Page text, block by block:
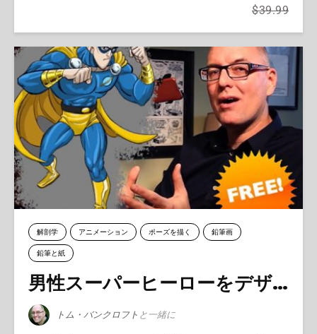
$39.99
解剖学 アニメーション ポーズを描く
鉛筆画
鉛筆と紙
男性スーパーヒーローをデザインする
トム・バンクロフト と一緒に